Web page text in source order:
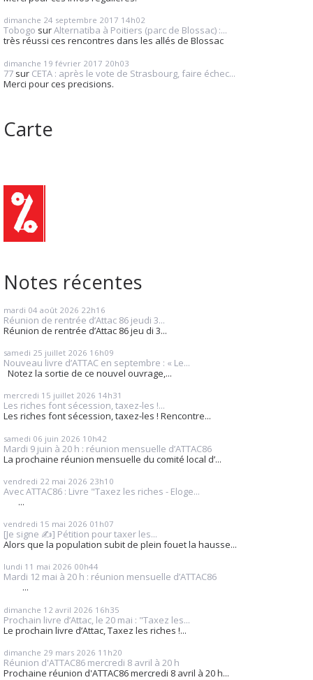
dimanche 24 septembre 2017 14h02
Tobogo surAlternatiba à Poitiers (parc de Blossac) :...
très réussi ces rencontres dans les allés de Blossac
dimanche 19 février 2017 20h03
77 sur CETA : après le vote de Strasbourg, faire échec...
Merci pour ces precisions.
Carte
Notes récentes
mardi 04 août 2026 22h16
Réunion de rentrée d’Attac 86 jeudi 3...
Réunion de rentrée d’Attac 86 jeu di 3...
samedi 25 juillet 2026 16h09
Nouveau livre d’ATTAC en septembre : « Le...
Notez la sortie de ce nouvel ouvrage,...
mercredi 15 juillet 2026 14h31
Les riches font sécession, taxez-les !...
Les riches font sécession, taxez-les ! Rencontre...
samedi 06 juin 2026 10h42
Mardi 9 juin à 20 h : réunion mensuelle d’ATTAC86
La prochaine réunion mensuelle du comité local d’...
vendredi 22 mai 2026 23h10
Avec ATTAC86 : Livre "Taxez les riches - Eloge...
...
vendredi 15 mai 2026 01h07
[Je signe ✍️] Pétition pour taxer les...
Alors que la population subit de plein fouet la hausse...
lundi 11 mai 2026 00h44
Mardi 12 mai à 20 h : réunion mensuelle d’ATTAC86
...
dimanche 12 avril 2026 16h35
Prochain livre d’Attac, le 20 mai : "Taxez les...
Le prochain livre d’Attac, Taxez les riches !...
dimanche 29 mars 2026 11h20
Réunion d'ATTAC86 mercredi 8 avril à 20 h
Prochaine réunion d'ATTAC86 mercredi 8 avril à 20 h...